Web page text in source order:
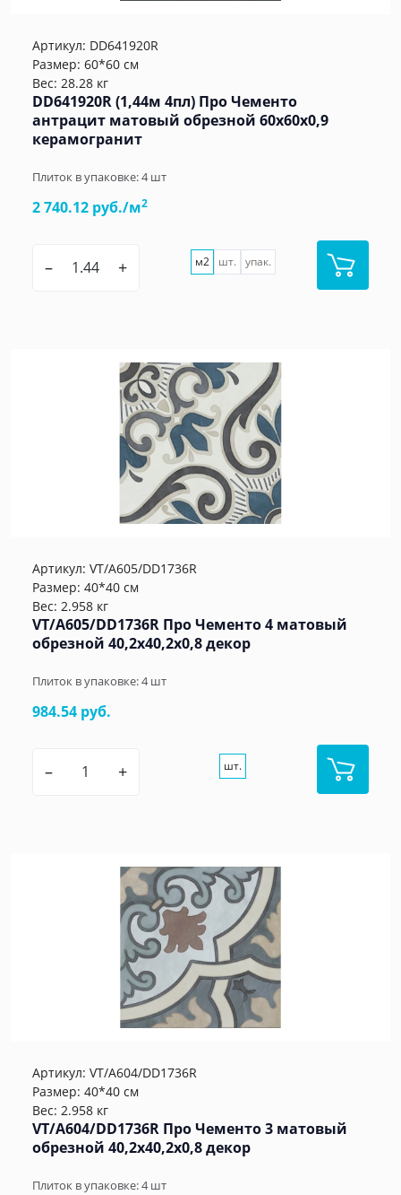
Артикул: DD641920R
Размер: 60*60 см
Вес: 28.28 кг
DD641920R (1,44м 4пл) Про Чементо
антрацит матовый обрезной 60x60x0,9
керамогранит
Плиток в упаковке:4шт
2 740.12 руб./м2
– + м2 шт. упак.
Артикул: VT/A605/DD1736R
Размер: 40*40 см
Вес: 2.958 кг
VT/A605/DD1736R Про Чементо 4 матовый
обрезной 40,2x40,2x0,8 декор
Плиток в упаковке:4шт
984.54 руб.
– + шт.
Артикул: VT/A604/DD1736R
Размер: 40*40 см
Вес: 2.958 кг
VT/A604/DD1736R Про Чементо 3 матовый
обрезной 40,2x40,2x0,8 декор
Плиток в упаковке:4шт